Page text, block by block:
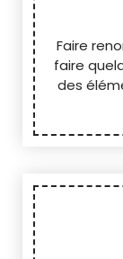
Faire
faire
des